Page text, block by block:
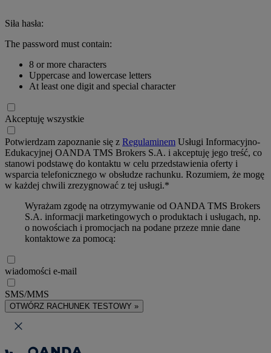
Siła hasła:
The password must contain:
8 or more characters
Uppercase and lowercase letters
At least one digit and special character
Akceptuję wszystkie
Potwierdzam zapoznanie się z Regulaminem Usługi Informacyjno-
Edukacyjnej OANDA TMS Brokers S.A. i akceptuję jego treść, co
stanowi podstawę do kontaktu w celu przedstawienia oferty i
wsparcia telefonicznego w obsłudze rachunku. Rozumiem, że mogę
w każdej chwili zrezygnować z tej usługi.*
Wyrażam zgodę na otrzymywanie od OANDA TMS Brokers
S.A. informacji marketingowych o produktach i usługach, np.
o nowościach i promocjach na podane przeze mnie dane
kontaktowe za pomocą:
wiadomości e-mail
SMS/MMS
OTWÓRZ RACHUNEK TESTOWY »